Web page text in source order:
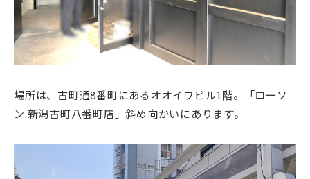
場所は、古町通8番町にあるオオイワビル1階。「ローソ
ン 新潟古町八番町店」斜め向かいにあります。